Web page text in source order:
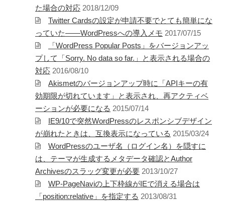
ムラタ有子
GALLERY SIDE
2（Facebook）
た場合の対応 2018/12/09
Twitter Cardsの設定が申請不要でとても簡単にな
っていた――WordPressへの導入メモ 2017/07/15
「WordPress Popular Posts」をバージョンアッ
プして「Sorry. No data so far.」と表示される場合の
対応 2016/08/10
Akismetのバージョンアップ時に「APIキーの有
効期限が切れています」と表示され、再アクティベ
ーションが必要になる 2015/07/14
IE9/10で突然WordPressのレスポンシブデザイン
が崩れたときは、互換表示になっている 2015/03/24
WordPressのユーザ名（ログイン名）を隠すに
は、テーマが生成するメタデータ確認とAuthor
Archivesのスラッグ変更が必要 2013/10/27
WP-PageNaviの上下枠線がIEで消える場合は
「position:relative」を指定する 2013/08/31